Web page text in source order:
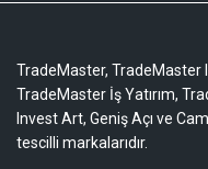
TradeMaster, TradeMaster
TradeMaster İş Yatırım,
Invest Art, Geniş Açı ve
tescilli markalarıdır.